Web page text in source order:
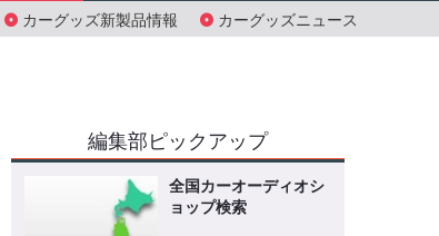
カーグッズ新製品情報 カーグッズニュース
編集部ピックアップ
全国カーオーディオシ
ョップ検索